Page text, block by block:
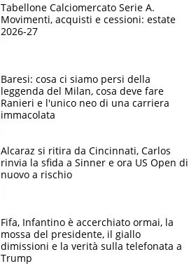
Tabellone Calciomercato Serie A.
Movimenti, acquisti e cessioni: estate
2026-27
Baresi: cosa ci siamo persi della
leggenda del Milan, cosa deve fare
Ranieri e l'unico neo di una carriera
immacolata
Alcaraz si ritira da Cincinnati, Carlos
rinvia la sfida a Sinner e ora US Open di
nuovo a rischio
Fifa, Infantino è accerchiato ormai, la
mossa del presidente, il giallo
dimissioni e la verità sulla telefonata a
Trump